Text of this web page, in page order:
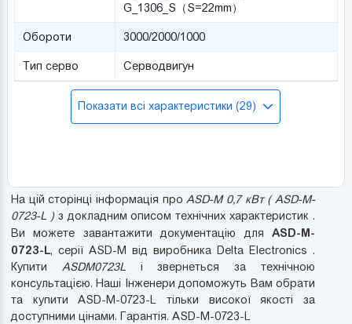
G_1306_S（S=22mm）
Обороти 3000/2000/1000
Тип серво Серводвигун
Показати всі характеристики (29)
На цій сторінці інформація про ASD-M 0,7 кВт ( ASD-M-
0723-L )з докладним описом технічних характеристик .
Ви можете завантажити документацію дляASD-M-
0723-L, серії ASD-M від виробника Delta Electronics .
Купити ASDM0723L
і звернеться за технічною
консультацією. Наші Інженери допоможуть Вам обрати
та купити ASD-M-0723-L тільки високої якості за
доступними цінами. Гарантія. ASD-M-0723-L